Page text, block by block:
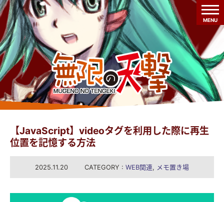
MENU
【JavaScript】videoタグを利用した際に再生
位置を記憶する方法
2025.11.20 CATEGORY : WEB関連, メモ置き場